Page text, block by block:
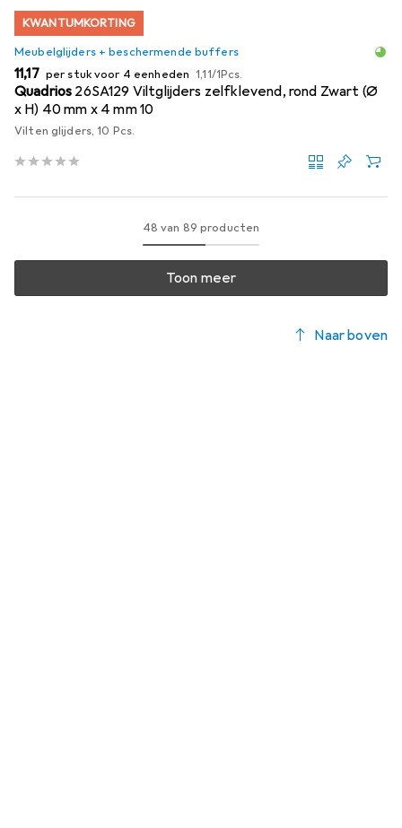
KWANTUMKORTING
Meubelglijders + beschermende buffers
EUR
11,17 per stuk voor 4 eenheden EUR
1,11/1Pcs.
Quadrios 26SA129 Viltglijders zelfklevend, rond Zwart (Ø
x H) 40 mm x 4 mm 10
Vilten glijders, 10 Pcs.
48 van 89 producten
Toon meer
Naar boven